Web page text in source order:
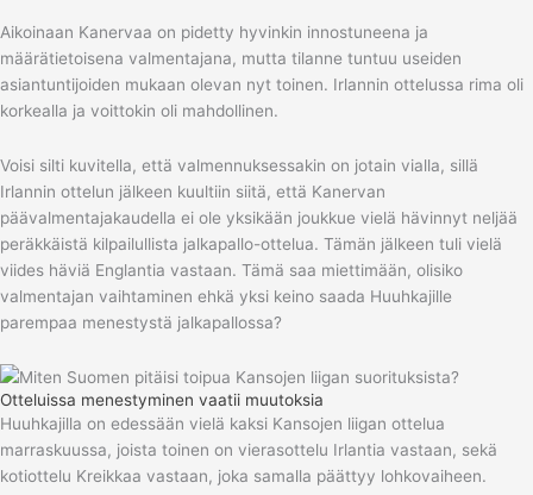
Aikoinaan Kanervaa on pidetty hyvinkin innostuneena ja
määrätietoisena valmentajana, mutta tilanne tuntuu useiden
asiantuntijoiden mukaan olevan nyt toinen. Irlannin ottelussa rima oli
korkealla ja voittokin oli mahdollinen.
Voisi silti kuvitella, että valmennuksessakin on jotain vialla, sillä
Irlannin ottelun jälkeen kuultiin siitä, että Kanervan
päävalmentajakaudella ei ole yksikään joukkue vielä hävinnyt neljää
peräkkäistä kilpailullista jalkapallo-ottelua. Tämän jälkeen tuli vielä
viides häviä Englantia vastaan. Tämä saa miettimään, olisiko
valmentajan vaihtaminen ehkä yksi keino saada Huuhkajille
parempaa menestystä jalkapallossa?
Otteluissa menestyminen vaatii muutoksia
Huuhkajilla on edessään vielä kaksi Kansojen liigan ottelua
marraskuussa, joista toinen on vierasottelu Irlantia vastaan, sekä
kotiottelu Kreikkaa vastaan, joka samalla päättyy lohkovaiheen.